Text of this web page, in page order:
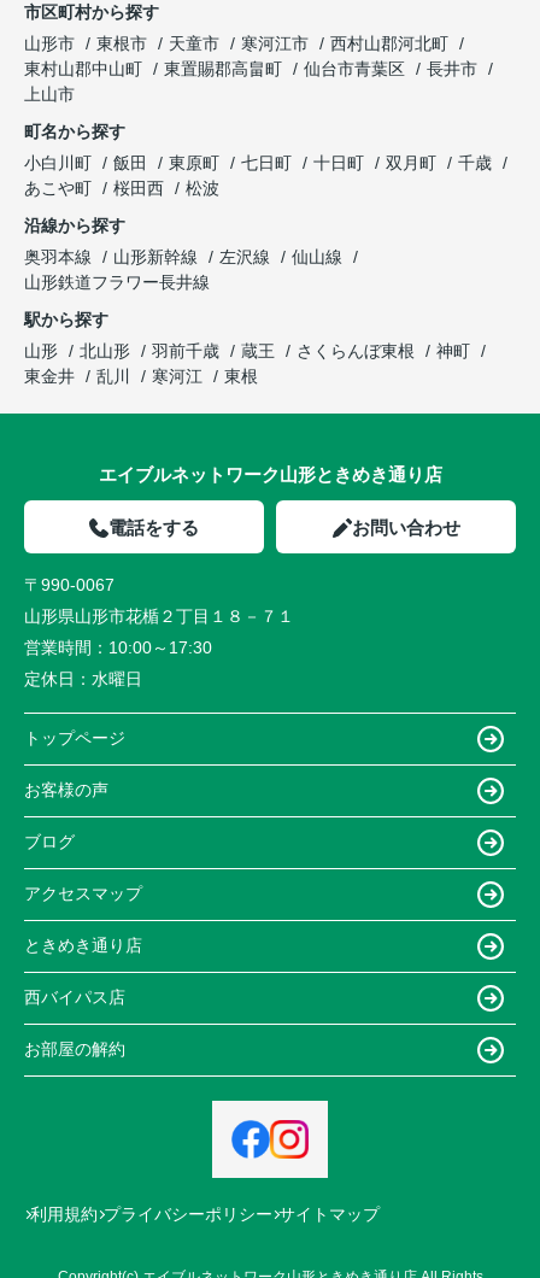
市区町村から探す
山形市
東根市 天童市 寒河江市
西村山郡河北町
東村山郡中山町
東置賜郡高畠町 仙台市青葉区
長井市
上山市
町名から探す
小白川町
飯田 東原町 七日町 十日町 双月町
千歳
あこや町
桜田西
松波
沿線から探す
奥羽本線
山形新幹線 左沢線
仙山線
山形鉄道フラワー長井線
駅から探す
山形
北山形 羽前千歳 蔵王 さくらんぼ東根
神町
東金井
乱川 寒河江 東根
エイブルネットワーク山形ときめき通り店
電話をする お問い合わせ
〒990-0067
山形県山形市花楯２丁目１８－７１
営業時間： 10:00～17:30
定休日： 水曜日
トップページ
お客様の声
ブログ
アクセスマップ
ときめき通り店
西バイパス店
お部屋の解約
利用規約 プライバシーポリシー サイトマップ